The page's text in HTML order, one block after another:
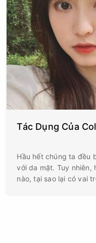
Tác Dụng Của
Hầu hết chúng ta đều
với da mặt. Tuy nhiên,
nào, tại sao lại có vai